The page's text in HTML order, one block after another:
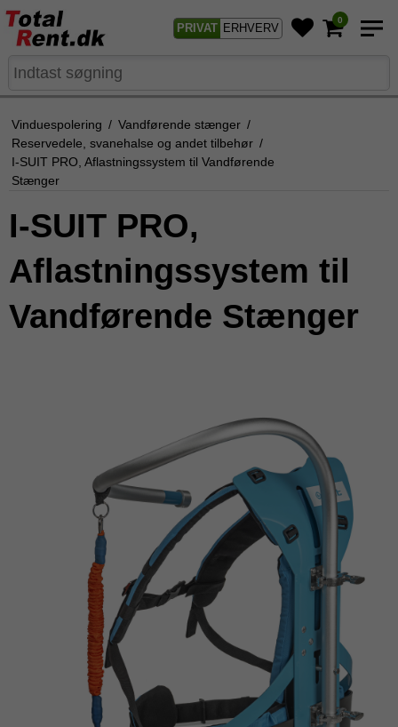
PRIVAT ERHVERV
0
Vinduespolering / Vandførende stænger /
Reservedele, svanehalse og andet tilbehør /
I-SUIT PRO, Aflastningssystem til Vandførende
Stænger
I-SUIT PRO,
Aflastningssystem til
Vandførende Stænger